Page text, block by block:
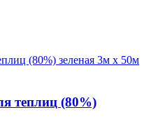
теплиц (80%)